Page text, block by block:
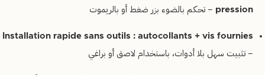
pression – تحكم بالضوء بزر ضغط أو بالريموت
Installation rapide sans outils : autocollants + vis fournies
– تثبيت سهل بلا أدوات، باستخدام لاصق أو براغي